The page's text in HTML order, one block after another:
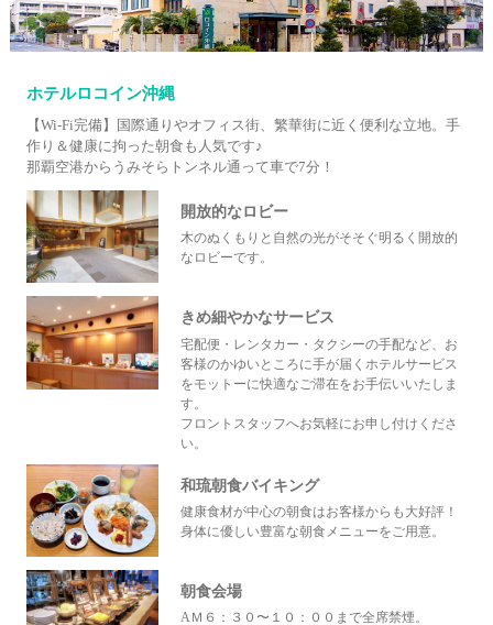
ホテルロコイン沖縄
【Wi-Fi完備】国際通りやオフィス街、繁華街に近く便利な立地。手
作り＆健康に拘った朝食も人気です♪
那覇空港からうみそらトンネル通って車で7分！
開放的なロビー
木のぬくもりと自然の光がそそぐ明るく開放的
なロビーです。
きめ細やかなサービス
宅配便・レンタカー・タクシーの手配など、お
客様のかゆいところに手が届くホテルサービス
をモットーに快適なご滞在をお手伝いいたしま
す。
フロントスタッフへお気軽にお申し付けくださ
い。
和琉朝食バイキング
健康食材が中心の朝食はお客様からも大好評！
身体に優しい豊富な朝食メニューをご用意。
朝食会場
AＭ６：３０〜１０：００まで全席禁煙。